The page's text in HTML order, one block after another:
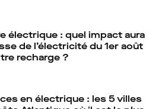
électrique : quel impact aura
de l’électricité du 1er août
recharge ?
en électrique : les 5 villes